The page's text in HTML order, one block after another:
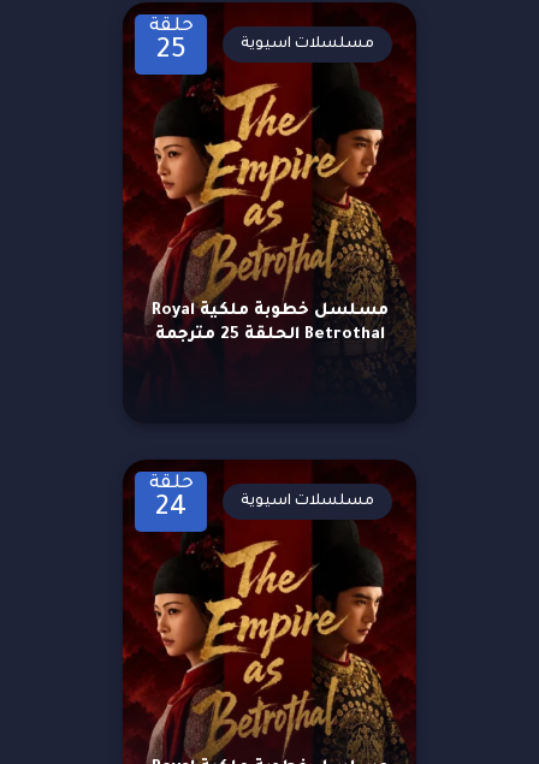
حلقة
25
مسلسل خطوبة ملكية Royal
Betrothal الحلقة 25 مترجمة
مسلسلات اسيوية
حلقة
24 مسلسلات اسيوية